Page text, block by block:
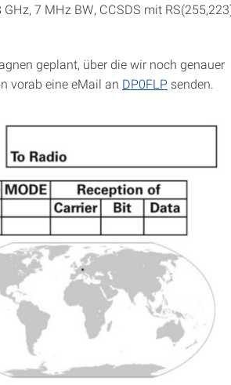
7 MHz BW, CCSDS mit
geplant, über die wir noch genauer
vorab eine eMail an DP0FLP senden.